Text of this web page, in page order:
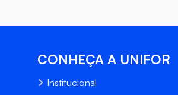
CONHEÇA A UNIFOR
Institucional